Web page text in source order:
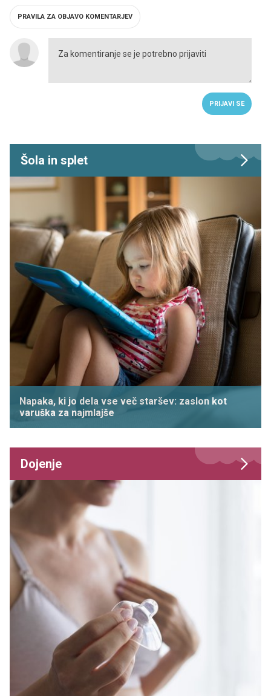
PRAVILA ZA OBJAVO KOMENTARJEV
PRIJAVI SE
Šola in splet
Napaka, ki jo dela vse več staršev: zaslon kot
varuška za najmlajše
Dojenje